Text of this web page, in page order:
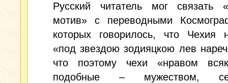
Русский читатель мог связать
мотив» с переводными
которых говорилось, что Чехия
«под звездою зодияцкою лев
что поэтому чехи «нравом
подобные – мужеством,